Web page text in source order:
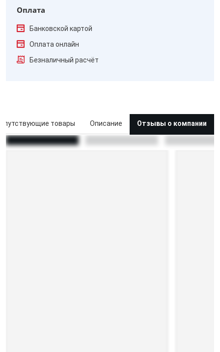
Оплата
Банковской картой
Оплата онлайн
Безналичный расчёт
товары Описание Отзывы о компании